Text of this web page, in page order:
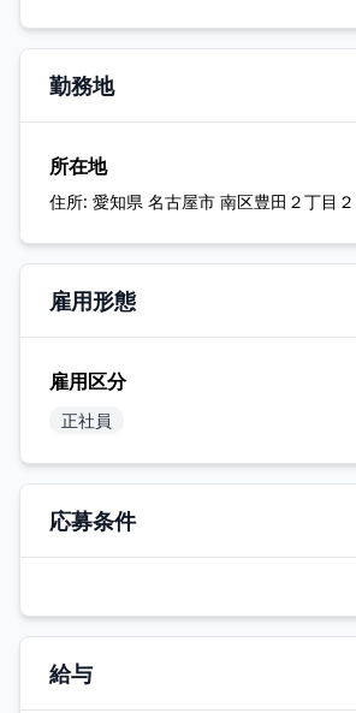
勤務地
所在地
住所: 愛知県 名古屋市 南区豊田２丁目
雇用形態
雇用区分
正社員
応募条件
給与